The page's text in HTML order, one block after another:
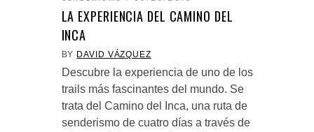
LA EXPERIENCIA DEL CAMINO DEL
INCA
BY DAVID VÁZQUEZ
Descubre la experiencia de uno de los
trails más fascinantes del mundo. Se
trata del Camino del Inca, una ruta de
senderismo de cuatro días a través de